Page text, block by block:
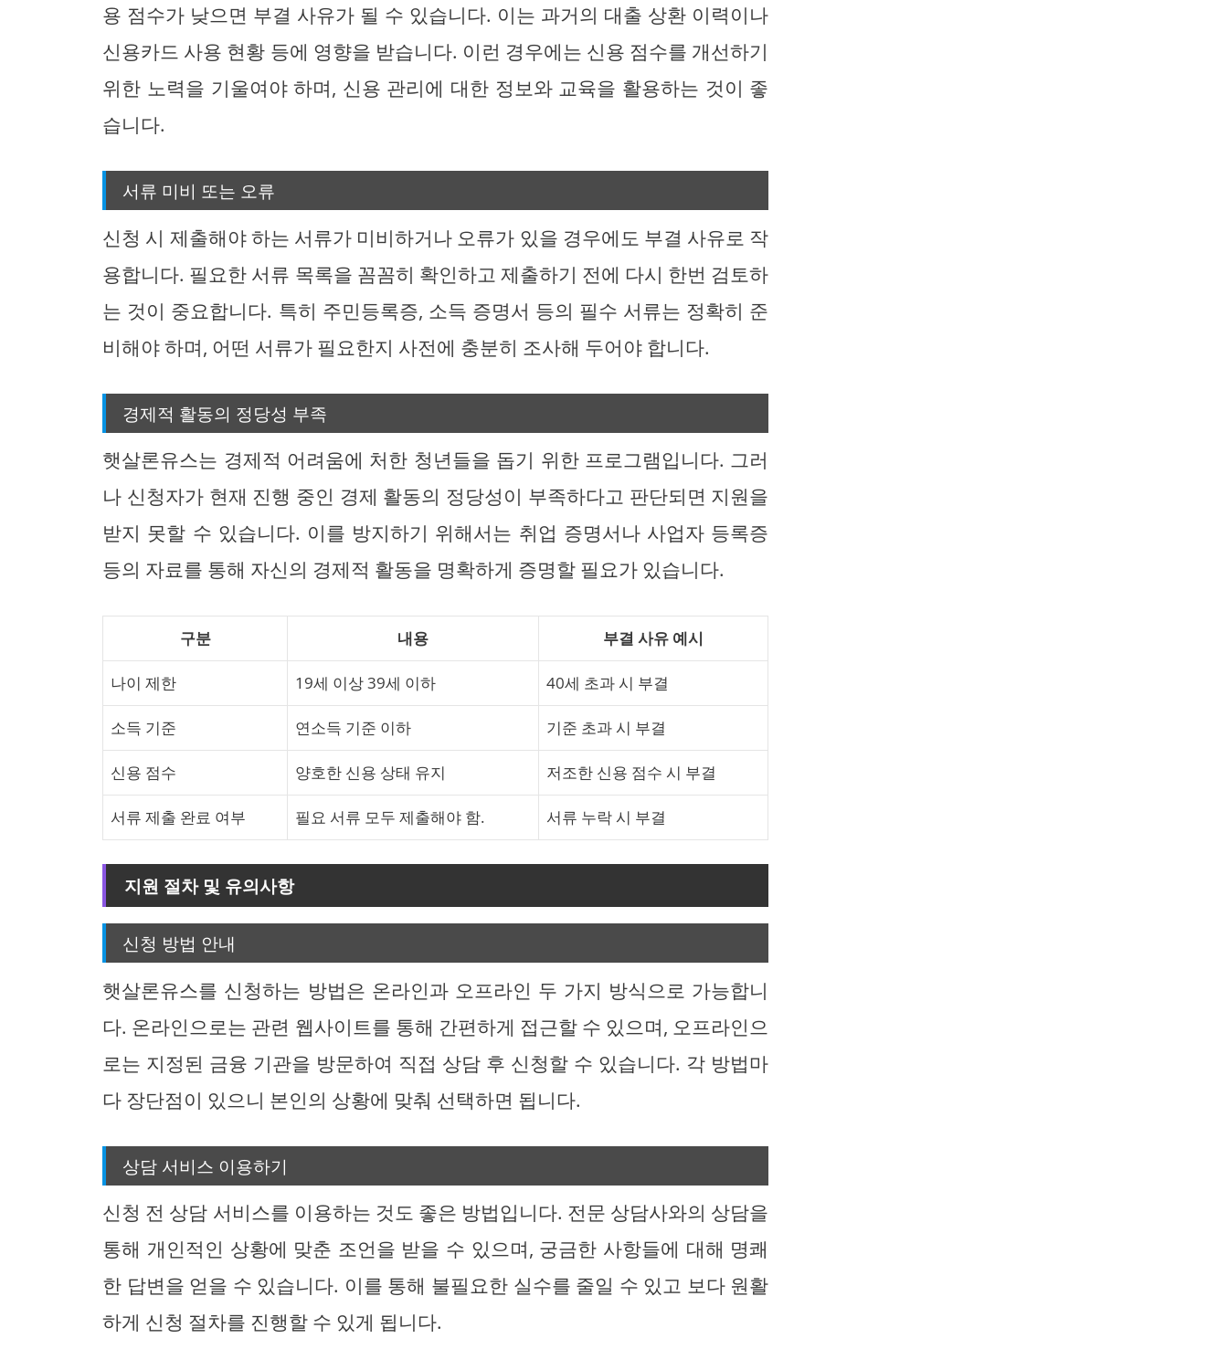
용 점수가 낮으면 부결 사유가 될 수 있습니다. 이는 과거의 대출 상환 이력이나
신용카드 사용 현황 등에 영향을 받습니다. 이런 경우에는 신용 점수를 개선하기
위한 노력을 기울여야 하며, 신용 관리에 대한 정보와 교육을 활용하는 것이 좋
습니다.
서류 미비 또는 오류
신청 시 제출해야 하는 서류가 미비하거나 오류가 있을 경우에도 부결 사유로 작
용합니다. 필요한 서류 목록을 꼼꼼히 확인하고 제출하기 전에 다시 한번 검토하
는 것이 중요합니다. 특히 주민등록증, 소득 증명서 등의 필수 서류는 정확히 준
비해야 하며, 어떤 서류가 필요한지 사전에 충분히 조사해 두어야 합니다.
경제적 활동의 정당성 부족
햇살론유스는 경제적 어려움에 처한 청년들을 돕기 위한 프로그램입니다. 그러
나 신청자가 현재 진행 중인 경제 활동의 정당성이 부족하다고 판단되면 지원을
받지 못할 수 있습니다. 이를 방지하기 위해서는 취업 증명서나 사업자 등록증
등의 자료를 통해 자신의 경제적 활동을 명확하게 증명할 필요가 있습니다.
구분 내용 부결 사유 예시
나이 제한 19세 이상 39세 이하 40세 초과 시 부결
소득 기준 연소득 기준 이하 기준 초과 시 부결
신용 점수 양호한 신용 상태 유지 저조한 신용 점수 시 부결
서류 제출 완료 여부 필요 서류 모두 제출해야 함. 서류 누락 시 부결
지원 절차 및 유의사항
신청 방법 안내
햇살론유스를 신청하는 방법은 온라인과 오프라인 두 가지 방식으로 가능합니
다. 온라인으로는 관련 웹사이트를 통해 간편하게 접근할 수 있으며, 오프라인으
로는 지정된 금융 기관을 방문하여 직접 상담 후 신청할 수 있습니다. 각 방법마
다 장단점이 있으니 본인의 상황에 맞춰 선택하면 됩니다.
상담 서비스 이용하기
신청 전 상담 서비스를 이용하는 것도 좋은 방법입니다. 전문 상담사와의 상담을
통해 개인적인 상황에 맞춘 조언을 받을 수 있으며, 궁금한 사항들에 대해 명쾌
한 답변을 얻을 수 있습니다. 이를 통해 불필요한 실수를 줄일 수 있고 보다 원활
하게 신청 절차를 진행할 수 있게 됩니다.